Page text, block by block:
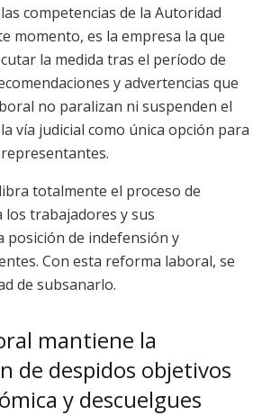
competencias de la Autoridad
momento, es la empresa la que
la medida tras el período de
y advertencias que
no paralizan ni suspenden el
vía judicial como única opción para
totalmente el proceso de
los trabajadores y sus
de indefensión y
Con esta reforma laboral, se
de subsanarlo.
mantiene la
de despidos objetivos
y descuelgues